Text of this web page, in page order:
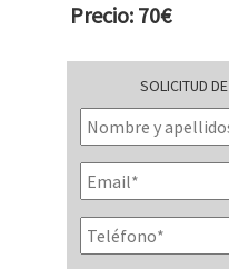
Precio: 70€
SOLICITUD